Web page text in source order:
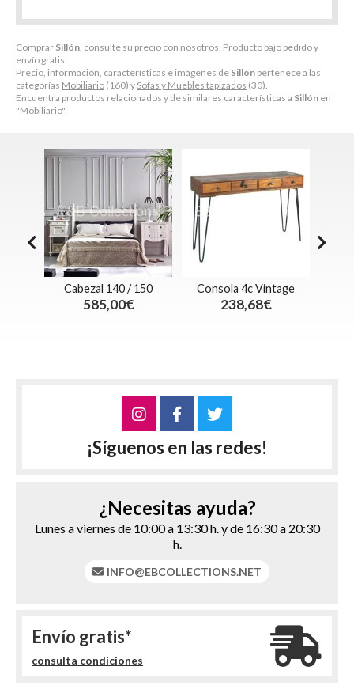
Comprar Sillón, consulte su precio con nosotros. Producto bajo pedido y
envío gratis.
Precio, información, características e imágenes de Sillón pertenece a las
categorías Mobiliario (160) y Sofas y Muebles tapizados (30).
Encuentra productos relacionados y de similares características a Sillón en
"Mobiliario".
Cabezal 140 / 150
585,00€
Consola 4c Vintage
238,68€
¡Síguenos en las redes!
¿Necesitas ayuda?
Lunes a viernes de 10:00 a 13:30 h. y de 16:30 a 20:30
h.
INFO@EBCOLLECTIONS.NET
Envío gratis*
consulta condiciones